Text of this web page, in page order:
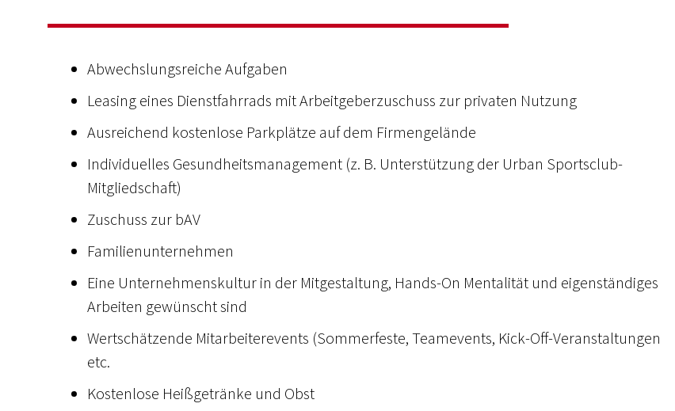
Abwechslungsreiche Aufgaben
Leasing eines Dienstfahrrads mit Arbeitgeberzuschuss zur privaten Nutzung
Ausreichend kostenlose Parkplätze auf dem Firmengelände
Individuelles Gesundheitsmanagement (z. B. Unterstützung der Urban Sportsclub-
Mitgliedschaft)
Zuschuss zur bAV
Familienunternehmen
Eine Unternehmenskultur in der Mitgestaltung, Hands-On Mentalität und eigenständiges
Arbeiten gewünscht sind
Wertschätzende Mitarbeiterevents (Sommerfeste, Teamevents, Kick-Off-Veranstaltungen
etc.
Kostenlose Heißgetränke und Obst